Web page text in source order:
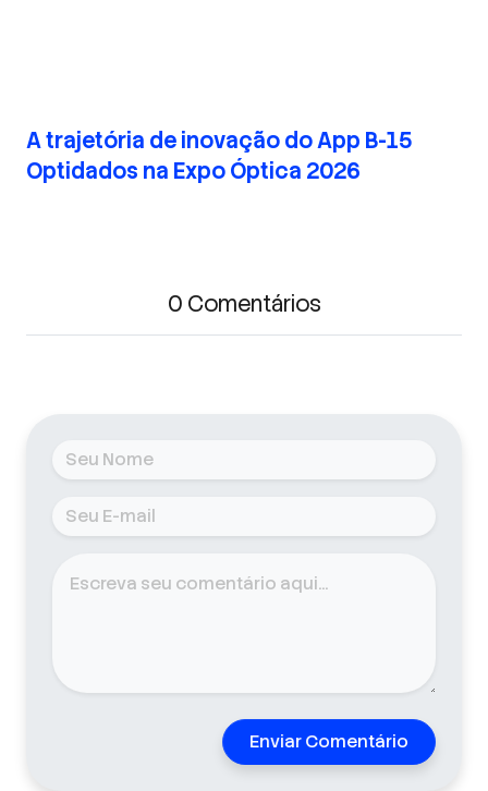
A trajetória de inovação do App B-15
Optidados na Expo Óptica 2026
0 Comentários
Enviar Comentário